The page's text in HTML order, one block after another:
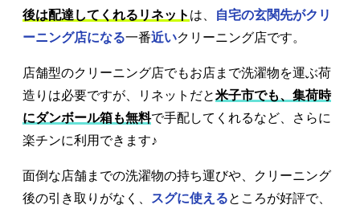
後は配達してくれるリネット は、
自宅の玄関先がクリ
ーニング店になる一番近いクリーニング店です。
店舗型のクリーニング店でもお店まで洗濯物を運ぶ荷
造りは必要ですが、リネットだと米子市でも、集荷時
にダンボール箱も無料で手配してくれるなど、さらに
楽チンに利用できます♪
面倒な店舗までの洗濯物の持ち運びや、クリーニング
後の引き取りがなく、
スグに使えるところが好評で、